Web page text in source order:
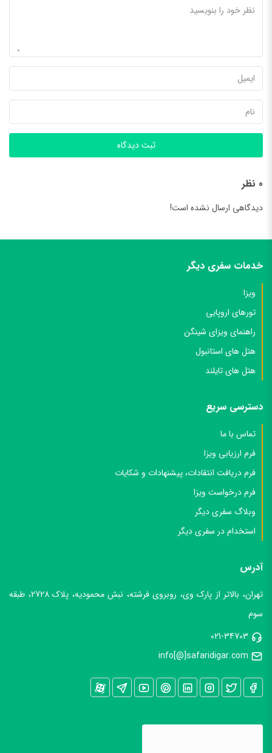
ثبت دیدگاه
0 نظر
دیدگاهی ارسال نشده است!
خدمات سفری دیگر
ویزا
تورهای اروپایی
راهنمای ویزای شینگن
هتل های استانبول
هتل های تایلند
دسترسی سریع
تماس با ما
فرم ارزیابی ویزا
فرم دریافت انتقادات، پیشنهادات و شکایات
فرم درخواست ویزا
وبلاگ سفری دیگر
استخدام در سفری دیگر
آدرس
تهران، بالاتر از پارک وی، روبروی فرشته، نبش محمودیه، پلاک 2728، طبقه
سوم
021-34703
info[@]safaridigar.com